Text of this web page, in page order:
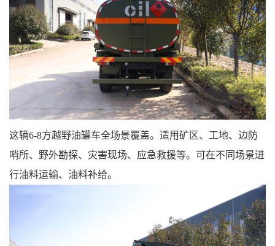
这辆6-8方越野油罐车全场景覆盖。适用矿区、工地、 边防
哨所、野外勘探、 灾害现场、应急救援等。可在不同场景进
行油料运输、油料补给。